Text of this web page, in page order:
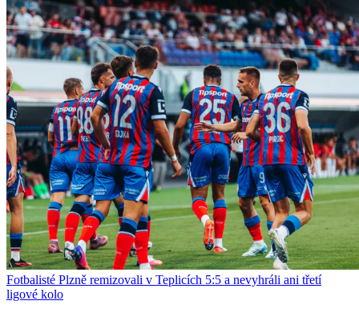
Fotbalisté Plzně remizovali v Teplicích 5:5 a nevyhráli ani třetí
ligové kolo